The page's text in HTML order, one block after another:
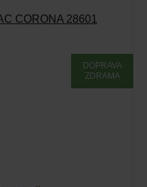
CORONA 28601
DOPRAVA
ZDRAMA